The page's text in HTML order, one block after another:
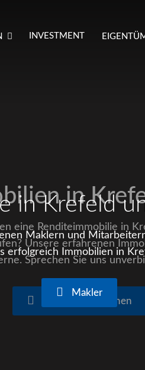
INVESTMENT
in
eine Renditeimmobilie in
Unsere erfahrenen
Sprechen Sie uns
Immobilien ansehen
in Krefeld
Maklern und
erfolgreich Immobilien in
Makler